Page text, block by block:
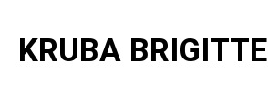
KRUBA BRIGITTE